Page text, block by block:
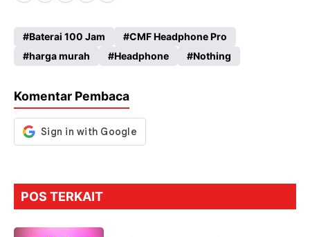
b
o
k
ts
A
p
gr
a
se
n
er
Baterai 100 Jam
CMF Headphone Pro
harga murah
Headphone Nothing
Komentar Pembaca
POS TERKAIT